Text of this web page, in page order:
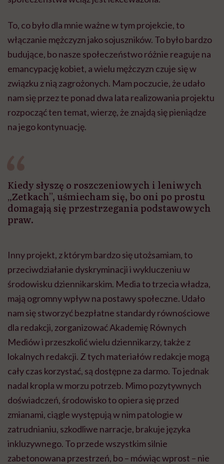
To, co było dla mnie ważne w tym projekcie, to
włączanie mężczyzn jako sojuszników. To było bardzo
budujące, bo nasze społeczeństwo różnie reaguje na
emancypację kobiet, a wielu mężczyzn czuje się w
związku z nią zagrożonych. Mam poczucie, że udało
nam się przez te ponad dwa lata realizowania projektu
rozpocząć ten temat, wierzę, że znajdą się pieniądze
na jego kontynuację.
Kiedy słyszę o roszczeniowych i leniwych
„Zetkach”, uśmiecham się, bo oni po prostu
domagają się przestrzegania podstawowych
praw.
Inny projekt, z którym bardzo się utożsamiam, to
przeciwdziałanie dyskryminacji i wykluczeniu w
środowisku dziennikarskim. Media to trzecia władza,
mają ogromny wpływ na postawy społeczne. Udało
nam się stworzyć bezpłatne standardy równościowe
dla redakcji, zorganizować Akademię Równych
Mediów i przeszkolić wielu dziennikarzy, także z
lokalnych redakcji. Z tych materiałów redakcje mogą
cały czas korzystać, są dostępne za darmo. To jednak
nadal kropla w morzu potrzeb. Mimo pozytywnych
doświadczeń, środowisko to opiera się przed
zmianami, ciągle występują w nim patologie w
zatrudnianiu, szkodliwe narracje, brakuje języka
inkluzywnego. To przede wszystkim silnie
zabetonowana przestrzeń, bo – mówiąc wprost – nie